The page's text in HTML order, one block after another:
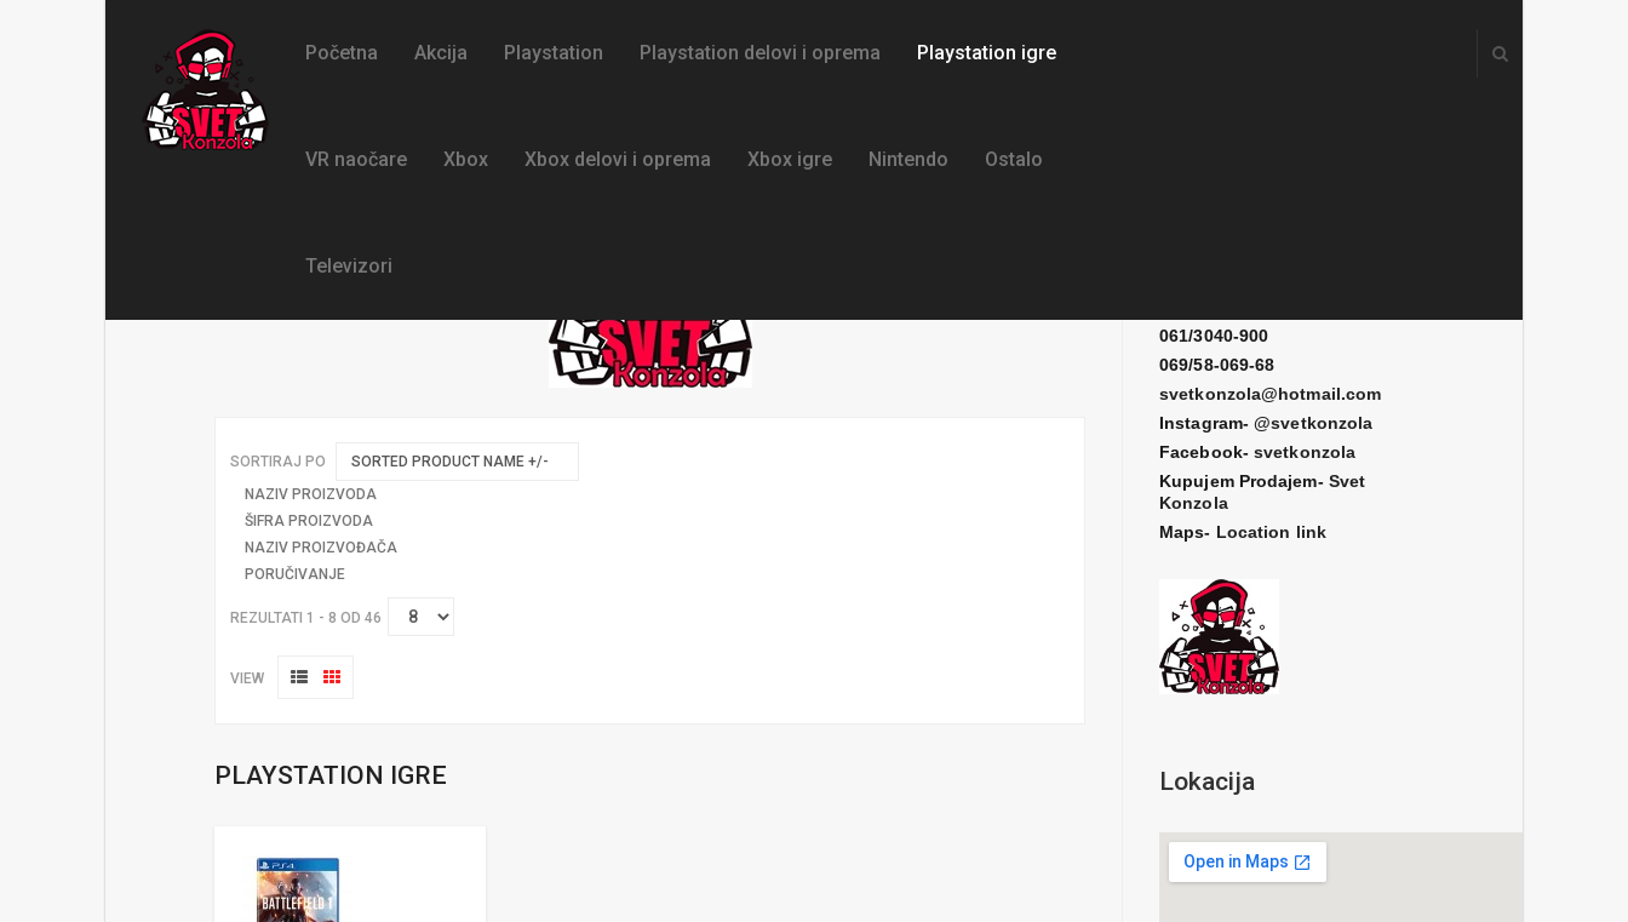
Početna Akcija Playstation Playstation delovi i oprema Playstation igre
VR naočare Xbox Xbox delovi i oprema Xbox igre Nintendo Ostalo
Televizori
SORTIRAJ PO
SORTED PRODUCT NAME +/-
NAZIV PROIZVODA
ŠIFRA PROIZVODA
NAZIV PROIZVOĐAČA
PORUČIVANJE
REZULTATI 1 - 8 OD 46
VIEW
PLAYSTATION IGRE
061/3040-900
069/58-069-68
svetkonzola@hotmail.com
Instagram-@svetkonzola
Facebook- svetkonzola
Kupujem Prodajem- Svet
Konzola
Maps- Location link
Lokacija